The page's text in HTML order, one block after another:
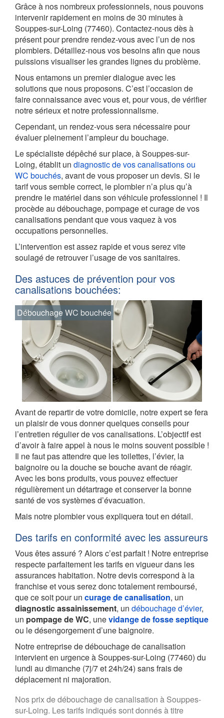
Grâce à nos nombreux professionnels, nous pouvons
intervenir rapidement en moins de 30 minutes à
Souppes-sur-Loing (77460). Contactez-nous dès à
présent pour prendre rendez-vous avec l’un de nos
plombiers. Détaillez-nous vos besoins afin que nous
puissions visualiser les grandes lignes du problème.
Nous entamons un premier dialogue avec les
solutions que nous proposons. C’est l’occasion de
faire connaissance avec vous et, pour vous, de vérifier
notre sérieux et notre professionnalisme.
Cependant, un rendez-vous sera nécessaire pour
évaluer pleinement l’ampleur du bouchage.
Le spécialiste dépêché sur place, à Souppes-sur-
Loing, établit un diagnostic de vos canalisations ou
WC bouchés, avant de vous proposer un devis. Si le
tarif vous semble correct, le plombier n’a plus qu’à
prendre le matériel dans son véhicule professionnel ! Il
procède au débouchage, pompage et curage de vos
canalisations pendant que vous vaquez à vos
occupations personnelles.
L’intervention est assez rapide et vous serez vite
soulagé de retrouver l’usage de vos sanitaires.
Des astuces de prévention pour vos
canalisations bouchées:
Débouchage WC bouchée
Avant de repartir de votre domicile, notre expert se fera
un plaisir de vous donner quelques conseils pour
l’entretien régulier de vos canalisations. L’objectif est
d’avoir à faire appel à nous le moins souvent possible !
Il ne faut pas attendre que les toilettes, l’évier, la
baignoire ou la douche se bouche avant de réagir.
Avec les bons produits, vous pouvez effectuer
régulièrement un détartrage et conserver la bonne
santé de vos systèmes d’évacuation.
Mais notre plombier vous expliquera tout en détail.
Des tarifs en conformité avec les assureurs
Vous êtes assuré ? Alors c’est parfait ! Notre entreprise
respecte parfaitement les tarifs en vigueur dans les
assurances habitation. Notre devis correspond à la
franchise et vous serez donc totalement remboursé,
que ce soit pour un curage de canalisation, un
diagnostic assainissement, un débouchage d’évier,
un pompage de WC, unevidange de fosse septique
ou le désengorgement d’une baignoire.
Notre entreprise de débouchage de canalisation
intervient en urgence à Souppes-sur-Loing (77460) du
lundi au dimanche (7j/7 et 24h/24) sans frais de
déplacement ni majoration.
Nos prix de débouchage de canalisation à Souppes-
sur-Loing. Les tarifs indiqués sont donnés à titre